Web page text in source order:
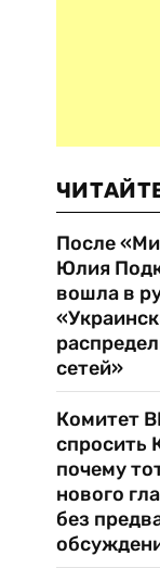
После
Юлия
вошла в
сетей»
Комитет
спросить
почему
нового
без